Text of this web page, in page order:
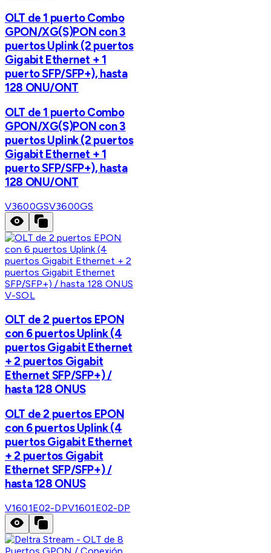
OLT de 1 puerto Combo
GPON/XG(S)PON con 3
puertos Uplink (2 puertos
Gigabit Ethernet + 1
puerto SFP/SFP+), hasta
128 ONU/ONT
OLT de 1 puerto Combo
GPON/XG(S)PON con 3
puertos Uplink (2 puertos
Gigabit Ethernet + 1
puerto SFP/SFP+), hasta
128 ONU/ONT
V3600GSV3600GS
V-SOL
OLT de 2 puertos EPON
con 6 puertos Uplink (4
puertos Gigabit Ethernet
+ 2 puertos Gigabit
Ethernet SFP/SFP+) /
hasta 128 ONUS
OLT de 2 puertos EPON
con 6 puertos Uplink (4
puertos Gigabit Ethernet
+ 2 puertos Gigabit
Ethernet SFP/SFP+) /
hasta 128 ONUS
V1601E02-DPV1601E02-DP